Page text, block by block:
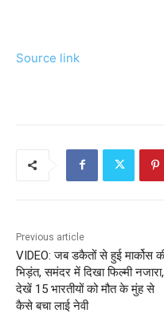
Source link
Previous article
VIDEO: जब डकैतों से हुई मार्कोस
भिड़ंत, समंदर में दिखा फिल्मी नजारा,
देखें 15 भारतीयों को मौत के मुंह से
कैसे बचा लाई नेवी